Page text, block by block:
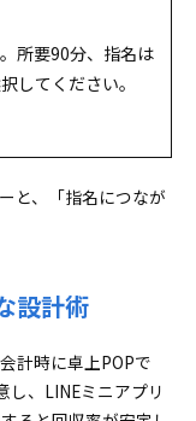
所要90分、指名は
してください。
と、「指名につなが
設計術
計時に卓上POPで
し、LINEミニアプリ